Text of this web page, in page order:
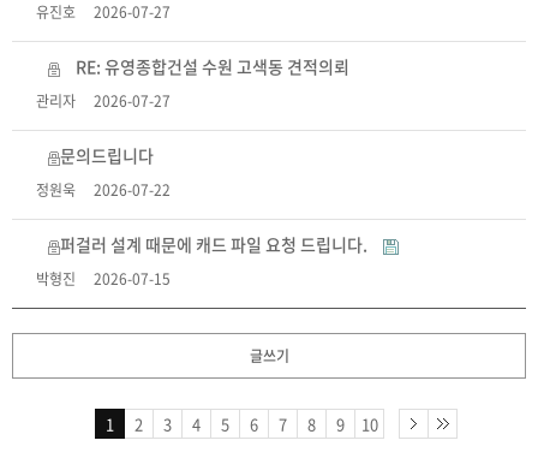
유진호 2026-07-27
RE: 유영종합건설 수원 고색동 견적의뢰
관리자 2026-07-27
문의드립니다
정원욱 2026-07-22
퍼걸러 설계 때문에 캐드 파일 요청 드립니다.
박형진 2026-07-15
글쓰기
1 2 3 4 5 6 7 8 9 10